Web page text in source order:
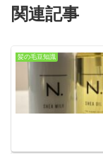
関連記事
髪の毛豆知識